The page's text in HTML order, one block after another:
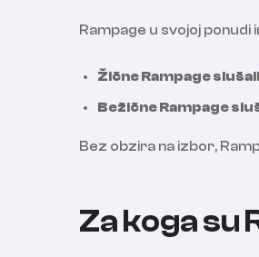
Rampage u svojoj ponudi
Žične Rampage
Bežične Rampage
Bez obzira na izbor,
Za koga su